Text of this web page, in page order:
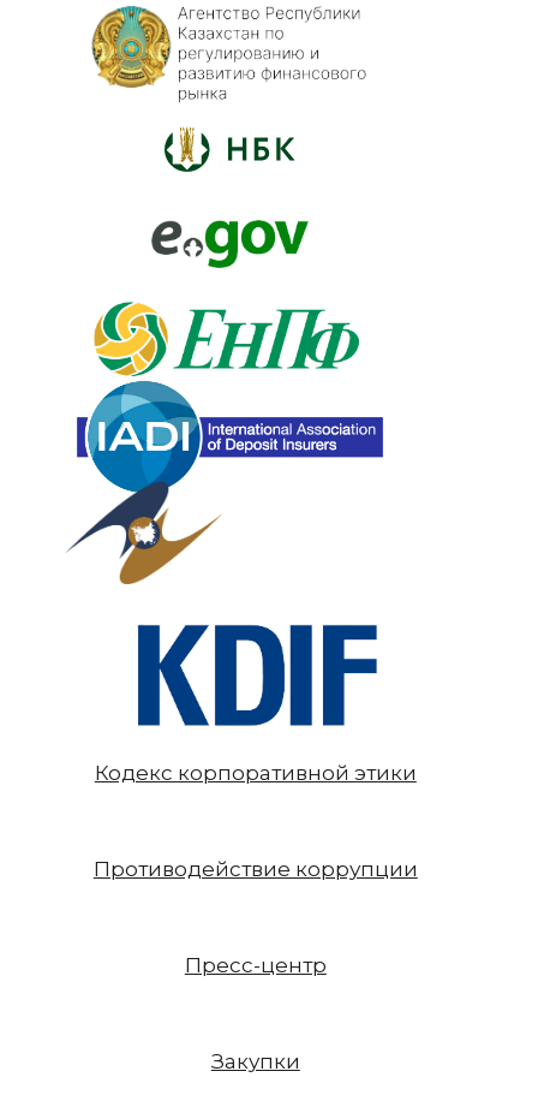
Кодекс корпоративной этики
Противодействие коррупции
Пресс-центр
Закупки